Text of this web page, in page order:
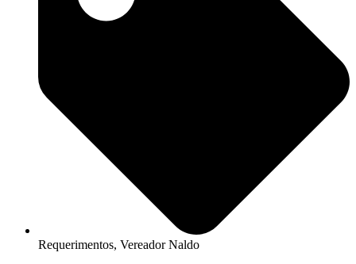
Requerimentos, Vereador Naldo